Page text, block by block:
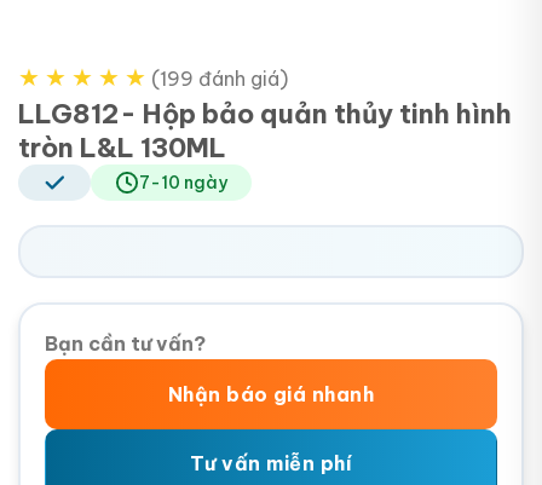
★ ★ ★ ★ ★ (199 đánh giá)
LLG812- Hộp bảo quản thủy tinh hình
tròn L&L 130ML
7-10 ngày
Bạn cần tư vấn?
Nhận báo giá nhanh
Tư vấn miễn phí